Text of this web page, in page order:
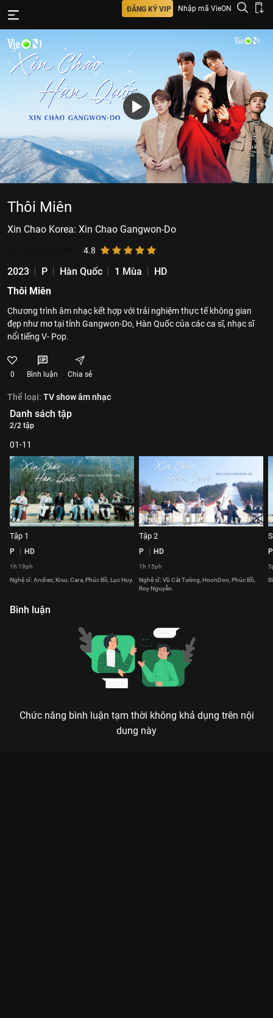
ĐĂNG KÝ VIP Nhập mã VieON
Thôi Miên
Xin Chao Korea: Xin Chao Gangwon-Do
4.8
2023 P Hàn Quốc 1 Mùa
HD
Thôi Miên
Chương trình âm nhạc kết hợp với trải nghiệm thực tế không gian
đẹp như mơ tại tỉnh Gangwon-Do, Hàn Quốc của các ca sĩ, nhạc sĩ
nổi tiếng V- Pop.
0 Bình luận Chia sẻ
Thể loại: TV show âm nhạc
Danh sách tập
2/2 tập
01-11
Tập 1
P HD
1h 19ph
Nghệ sĩ: Andiez, Kisu, Cara, Phúc Bồ, Lục Huy.
Tập 2
P HD
1h 15ph
Nghệ sĩ: Vũ Cát Tường, HoonDoo, Phúc Bồ,
Roy Nguyễn.
P
Bình luận
Chức năng bình luận tạm thời không khả dụng trên nội
dung này